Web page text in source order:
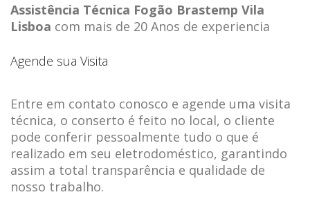
Assistência Técnica Fogão Brastemp Vila
Lisboa com mais de 20 Anos de experiencia
Agende sua Visita
Entre em contato conosco e agende uma visita
técnica, o conserto é feito no local, o cliente
pode conferir pessoalmente tudo o que é
realizado em seu eletrodoméstico, garantindo
assim a total transparência e qualidade de
nosso trabalho.